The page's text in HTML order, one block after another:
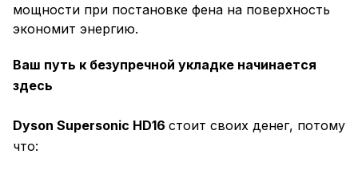
мощности при постановке фена на поверхность
экономит энергию.
Ваш путь к безупречной укладке начинается
здесь
Dyson Supersonic HD16 стоит своих денег, потому
что: